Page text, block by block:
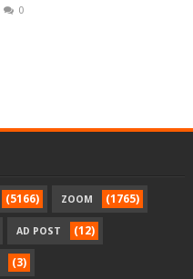
0
(5166) ZOOM (1765)
AD POST (12)
(3)